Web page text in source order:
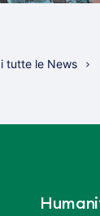
tutte le News